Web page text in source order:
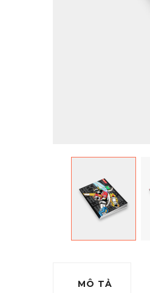
MÔ TẢ